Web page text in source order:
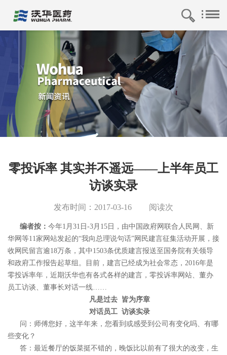
零投诉率 其实并不遥远——上半年员工
访谈实录
发布时间：2017-03-16 阅读次
编者按： 今年1月31日-3月15日，由中国政府网联合人民网、新
华网等11家网站发起的“我向总理说句话”网民建言征集活动开展，接
收网民留言逾18万条，其中1503条优质建言报送至国务院有关领导
和政府工作报告起草组。目前，建言已经成为社会常态，2016年是
零投诉率年，近期沃华也有各式各样的建言，零投诉率网站、董办
员工访谈、董事长对话一线……
凡是过去 皆为序章
对话员工 访谈实录
问：师傅您好，这半年来，您看到或感受到公司有变化吗、有哪
些变化？
答：最近餐厅的饭菜挺不错的，晚饭比以前有了很大的改变，生